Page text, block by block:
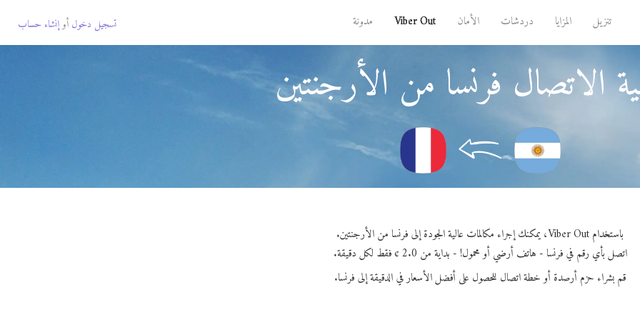
تنزيل المزايا دردشات الأمان Viber Out مدونة تسجيل دخول أوإنشاء حساب
الاتصال فرنسا من الأرجنتين
باستخدام Viber Out، يمكنك إجراء مكالمات عالية الجودة إلى فرنسا من الأرجنتين.
اتصل بأي رقم في فرنسا - هاتف أرضي أو محمول! - بداية من 2.0 ¢ فقط لكل دقيقة.
قم بشراء حزم أرصدة أو خطة اتصال للحصول على أفضل الأسعار في الدقيقة إلى فرنسا.